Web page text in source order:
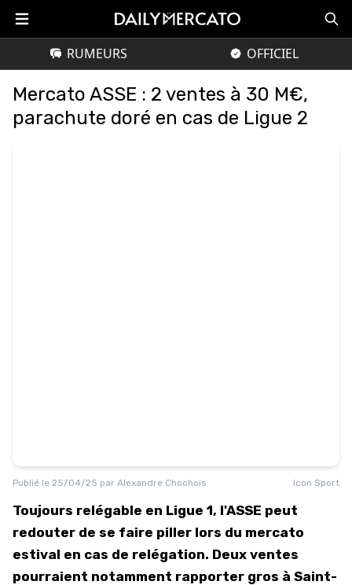
RUMEURS OFFICIEL
Mercato ASSE : 2 ventes à 30 M€,
parachute doré en cas de Ligue 2
Publié le 25/04/25 par Alexandre Chochois Icon Sport
Toujours relégable en Ligue 1, l'ASSE peut
redouter de se faire piller lors du mercato
estival en cas de relégation. Deux ventes
pourraient notamment rapporter gros à Saint-